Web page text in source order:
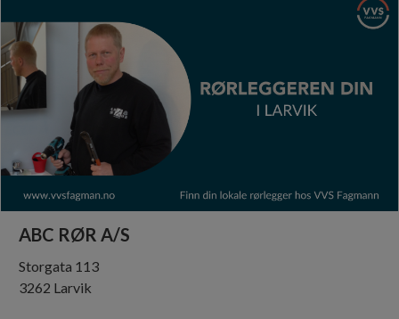
ABC RØR A/S
Storgata 113
3262 Larvik